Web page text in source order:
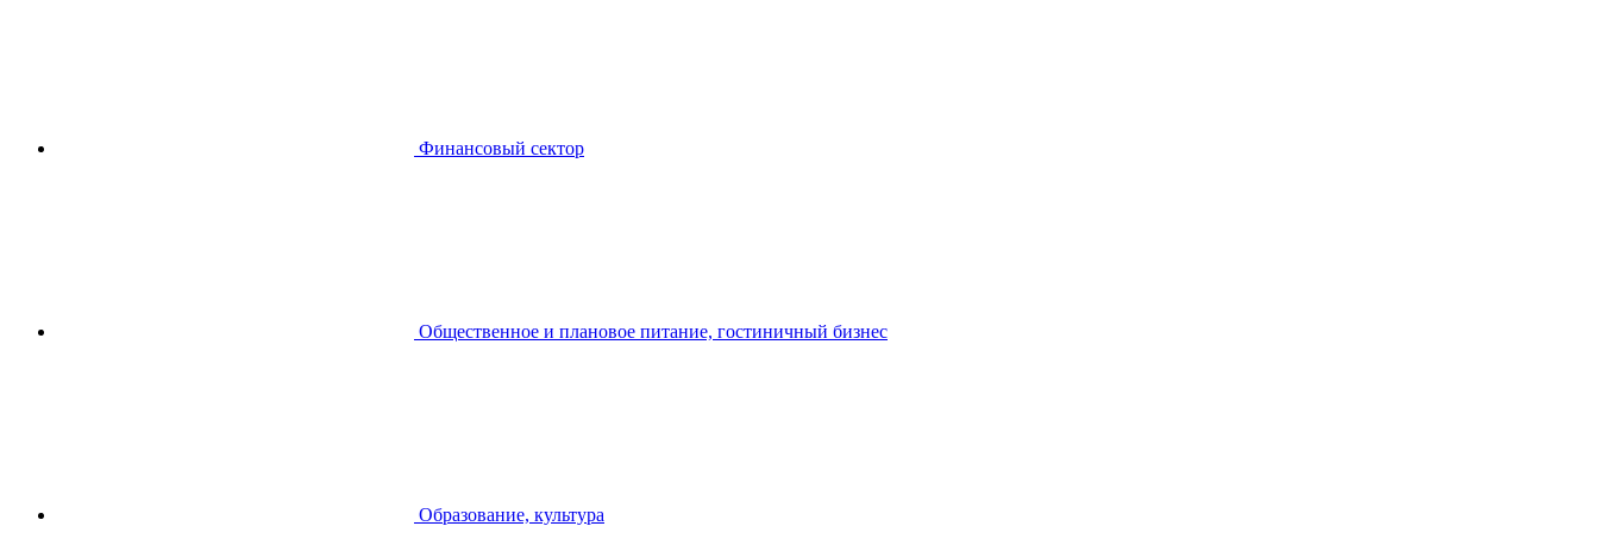
Финансовый сектор
Общественное и плановое питание, гостиничный бизнес
Образование, культура